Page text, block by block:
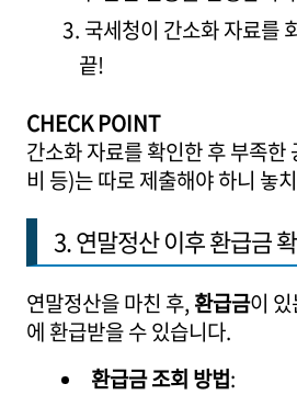
국세청이 간소화 자료를
끝!
CHECK POINT
간소화 자료를 확인한 후 부족한
비 등)는 따로 제출해야 하니 놓
3. 연말정산 이후 환급금
연말정산을 마친 후,환급금이
에 환급받을 수 있습니다.
환급금 조회 방법: